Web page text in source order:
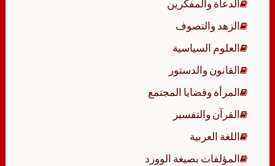
الدعاة والمفكرين
الزهد والتصوف
العلوم السياسية
القانون والدستور
المرأة وقضايا المجتمع
القرآن والتفسير
اللغة العربية
المؤلفات بصيغة الوورد